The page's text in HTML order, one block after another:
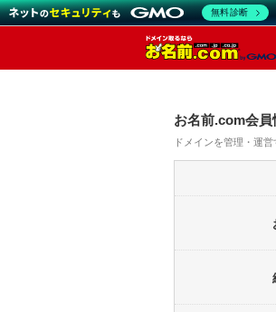
お名前.com会員
ドメインを管理・運
無料診断